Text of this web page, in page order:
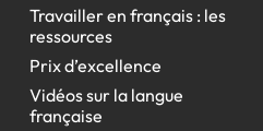
Travailler en français : les
ressources
Prix d’excellence
Vidéos sur la langue
française